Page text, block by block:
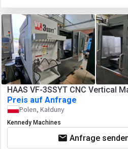
Zusätzlich
CNC
HAAS VF-3SSYT CNC Vertical
Preis auf Anfrage
Polen, Kałduny
Kennedy Machines
Anfrage